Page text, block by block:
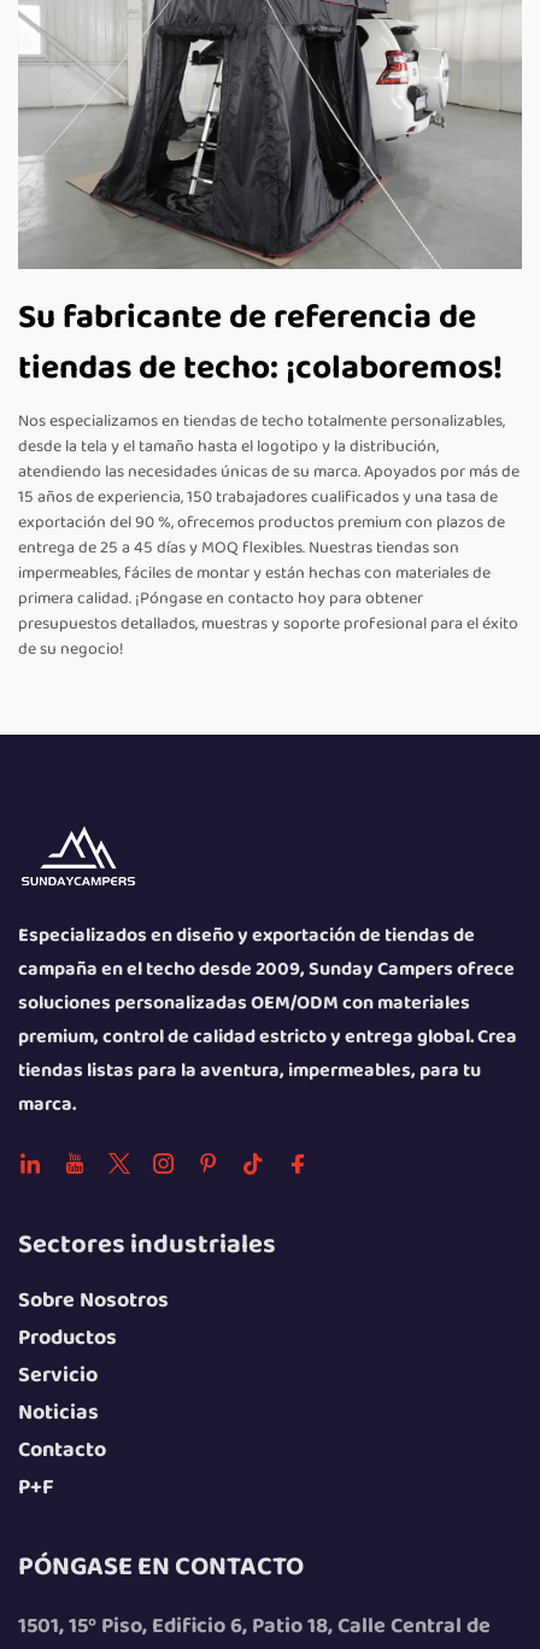
Su fabricante de referencia de
tiendas de techo: ¡colaboremos!
Nos especializamos en tiendas de techo totalmente personalizables,
desde la tela y el tamaño hasta el logotipo y la distribución,
atendiendo las necesidades únicas de su marca. Apoyados por más de
15 años de experiencia, 150 trabajadores cualificados y una tasa de
exportación del 90 %, ofrecemos productos premium con plazos de
entrega de 25 a 45 días y MOQ flexibles. Nuestras tiendas son
impermeables, fáciles de montar y están hechas con materiales de
primera calidad. ¡Póngase en contacto hoy para obtener
presupuestos detallados, muestras y soporte profesional para el éxito
de su negocio!
Especializados en diseño y exportación de tiendas de
campaña en el techo desde 2009, Sunday Campers ofrece
soluciones personalizadas OEM/ODM con materiales
premium, control de calidad estricto y entrega global. Crea
tiendas listas para la aventura, impermeables, para tu
marca.
Sectores industriales
Sobre Nosotros
Productos
Servicio
Noticias
Contacto
P+F
PÓNGASE EN CONTACTO
1501, 15º Piso, Edificio 6, Patio 18, Calle Central de